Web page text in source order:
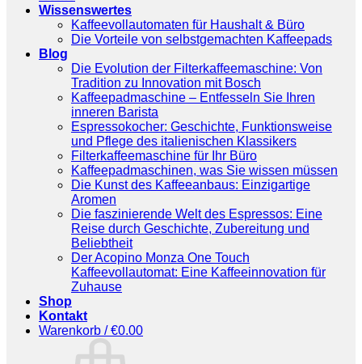
Wissenswertes
Kaffeevollautomaten für Haushalt & Büro
Die Vorteile von selbstgemachten Kaffeepads
Blog
Die Evolution der Filterkaffeemaschine: Von
Tradition zu Innovation mit Bosch
Kaffeepadmaschine – Entfesseln Sie Ihren
inneren Barista
Espressokocher: Geschichte, Funktionsweise
und Pflege des italienischen Klassikers
Filterkaffeemaschine für Ihr Büro
Kaffeepadmaschinen, was Sie wissen müssen
Die Kunst des Kaffeeanbaus: Einzigartige
Aromen
Die faszinierende Welt des Espressos: Eine
Reise durch Geschichte, Zubereitung und
Beliebtheit
Der Acopino Monza One Touch
Kaffeevollautomat: Eine Kaffeeinnovation für
Zuhause
Shop
Kontakt
Warenkorb /€0.00